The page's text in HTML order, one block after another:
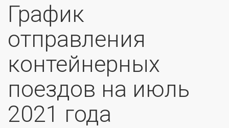
График
отправления
контейнерных
поездов на июль
2021 года